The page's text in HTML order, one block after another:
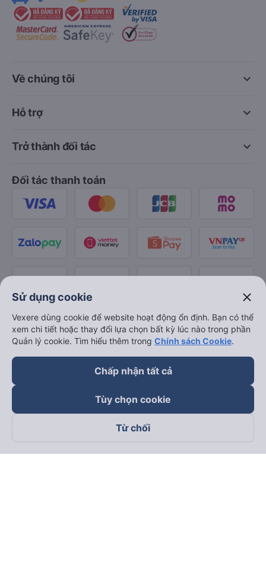
keyboard_arrow_down
Về chúng tôi
keyboard_arrow_down
Hỗ trợ
keyboard_arrow_down
Trở thành đối tác
Đối tác thanh toán
Theo dõi chúng tôi trên
Sử dụng cookie close
Vexere dùng cookie để website hoạt động ổn định. Bạn có thể
xem chi tiết hoặc thay đổi lựa chọn bất kỳ lúc nào trong phần
Quản lý cookie. Tìm hiểu thêm trong Chính sách Cookie.
Chấp nhận tất cả
Tùy chọn cookie
Từ chối